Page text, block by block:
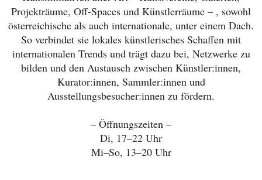
Projekträume, Off-Spaces und Künstlerräume – , sowohl
österreichische als auch internationale, unter einem Dach.
So verbindet sie lokales künstlerisches Schaffen mit
internationalen Trends und trägt dazu bei, Netzwerke zu
bilden und den Austausch zwischen Künstler:innen,
Kurator:innen, Sammler:innen und
Ausstellungsbesucher:innen zu fördern.
– Öffnungszeiten –
Di, 17–22 Uhr
Mi–So, 13–20 Uhr